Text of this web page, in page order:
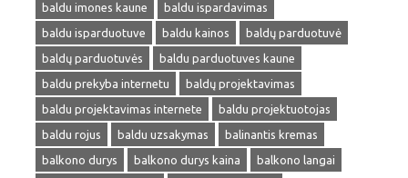
baldu imones kaune
baldu ispardavimas
baldu isparduotuve
baldu kainos
baldų parduotuvė
baldų parduotuvės
baldu parduotuves kaune
baldu prekyba internetu
baldų projektavimas
baldu projektavimas internete
baldu projektuotojas
baldu rojus
baldu uzsakymas
balinantis kremas
balkono durys
balkono durys kaina
balkono langai